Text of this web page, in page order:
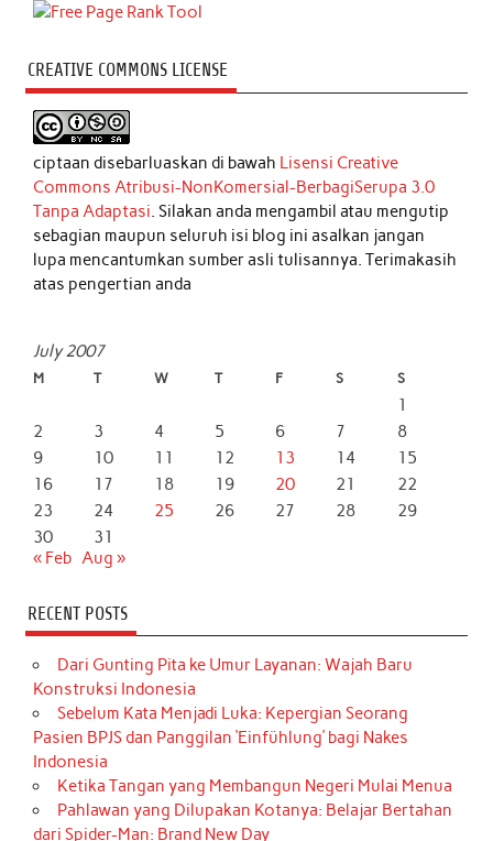
CREATIVE COMMONS LICENSE
ciptaan disebarluaskan di bawah Lisensi Creative
Commons Atribusi-NonKomersial-BerbagiSerupa 3.0
Tanpa Adaptasi. Silakan anda mengambil atau mengutip
sebagian maupun seluruh isi blog ini asalkan jangan
lupa mencantumkan sumber asli tulisannya. Terimakasih
atas pengertian anda
July 2007
M T W T F S S
1
2
3 4 5 6 7
8
9
10 11 12 13 14
15
16
17 18 19 20 21
22
23
24 25 26 27 28
29
30
31
« Feb Aug »
RECENT POSTS
Dari Gunting Pita ke Umur Layanan: Wajah Baru
Konstruksi Indonesia
Sebelum Kata Menjadi Luka: Kepergian Seorang
Pasien BPJS dan Panggilan ‘Einfühlung’ bagi Nakes
Indonesia
Ketika Tangan yang Membangun Negeri Mulai Menua
Pahlawan yang Dilupakan Kotanya: Belajar Bertahan
dari Spider-Man: Brand New Day